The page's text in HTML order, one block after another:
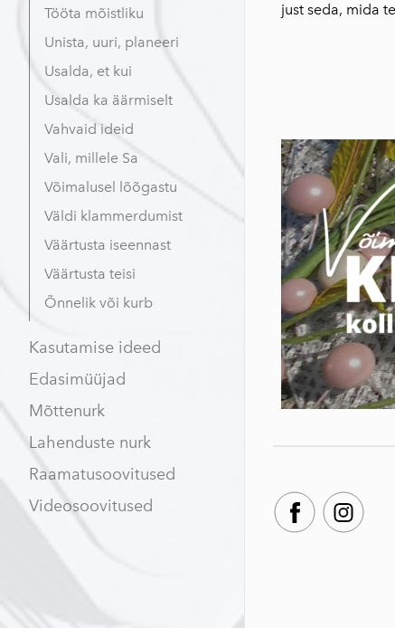
Tööta mõistliku
Unista, uuri, planeeri
Usalda, et kui
Usalda ka äärmiselt
Vahvaid ideid
Vali, millele Sa
Võimalusel lõõgastu
Väldi klammerdumist
Väärtusta iseennast
Väärtusta teisi
Õnnelik või kurb
Kasutamise ideed
Edasimüüjad
Mõttenurk
Lahenduste nurk
Raamatusoovitused
Videosoovitused
just seda, mida